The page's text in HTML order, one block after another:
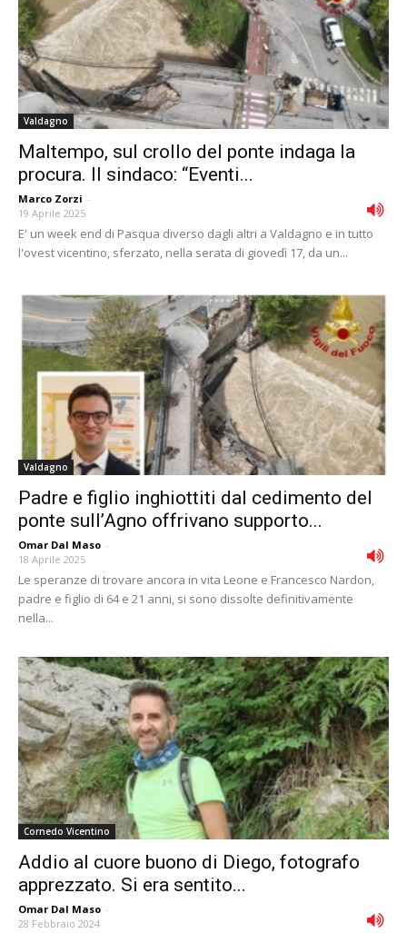
Valdagno
Maltempo, sul crollo del ponte indaga la
procura. Il sindaco: “Eventi...
Marco Zorzi -
19 Aprile 2025
E' un week end di Pasqua diverso dagli altri a Valdagno e in tutto
l'ovest vicentino, sferzato, nella serata di giovedì 17, da un...
Valdagno
Padre e figlio inghiottiti dal cedimento del
ponte sull’Agno offrivano supporto...
Omar Dal Maso -
18 Aprile 2025
Le speranze di trovare ancora in vita Leone e Francesco Nardon,
padre e figlio di 64 e 21 anni, si sono dissolte definitivamente
nella...
Cornedo Vicentino
Addio al cuore buono di Diego, fotografo
apprezzato. Si era sentito...
Omar Dal Maso -
28 Febbraio 2024